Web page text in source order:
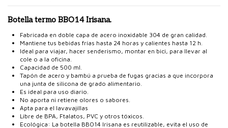
Botella termo BBO14 Irisana.
Fabricada en doble capa de acero inoxidable 304 de gran calidad.
Mantiene tus bebidas frías hasta 24 horas y calientes hasta 12 h.
Ideal para viajar, hacer senderismo, montar en bici, para llevar al
cole o a la oficina.
Capacidad de 500 ml.
Tapón de acero y bambú a prueba de fugas gracias a que incorpora
una junta de silicona de grado alimentario.
Es ideal para uso diario.
No aporta ni retiene olores o sabores.
Apta para el lavavajillas
Libre de BPA, Ftalatos, PVC y otros tóxicos.
Ecológica: La botella BBO14 Irisana es reutilizable, evita el uso de